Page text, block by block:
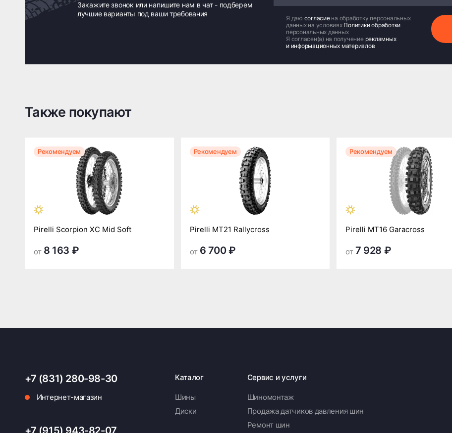
Закажите звонок или напишите нам в чат - подберем
лучшие варианты под ваши требования
Я даю согласие на обработку персональных
данных на условиях Политики обработки
персональных данных
Я согласен(а) на получение рекламных
и информационных материалов
Также покупают
Рекомендуем
Pirelli Scorpion XC Mid Soft
от 8 163 ₽
Рекомендуем
Pirelli MT21 Rallycross
от 6 700 ₽
Рекомендуем
Pirelli MT16 Garacross
от 7 928 ₽
+7 (831) 280-98-30
Интернет-магазин
+7 (915) 943-82-07
Каталог
Шины
Диски
Сервис и услуги
Шиномонтаж
Продажа датчиков давления шин
Ремонт шин